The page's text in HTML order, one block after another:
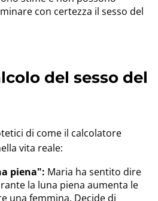
con certezza il sesso del
del sesso del
di come il calcolatore
vita reale:
piena": Maria ha sentito dire
la luna piena aumenta le
una femmina. Decide di